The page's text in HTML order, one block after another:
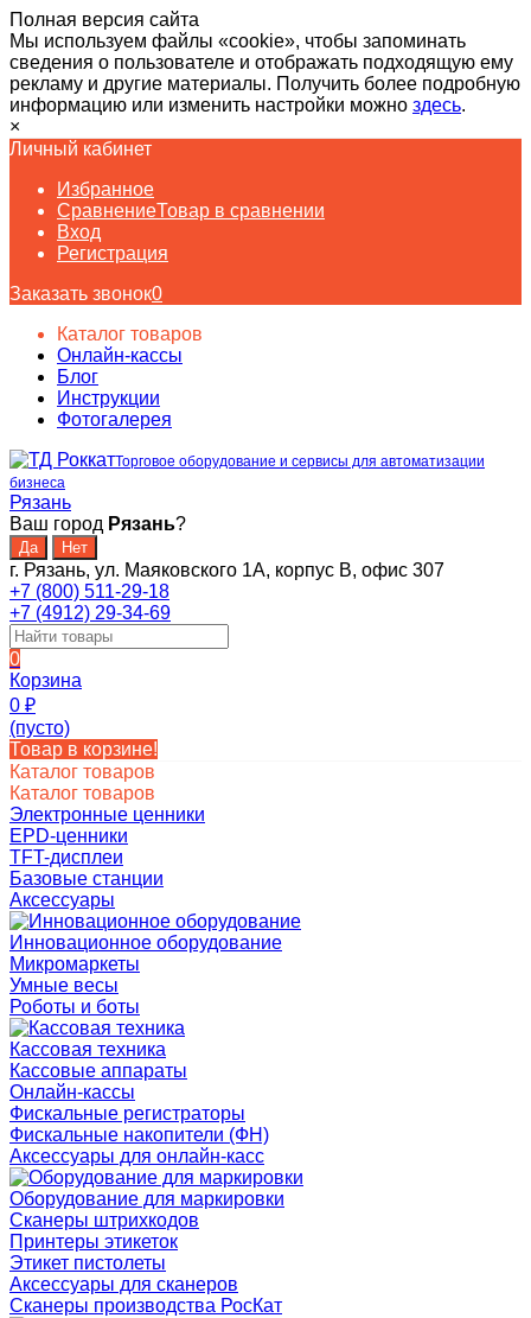
Полная версия сайта
Мы используем файлы «cookie», чтобы запоминать
сведения о пользователе и отображать подходящую ему
рекламу и другие материалы. Получить более подробную
информацию или изменить настройки можно здесь.
×
Личный кабинет
Избранное
СравнениеТовар в сравнении
Вход
Регистрация
Заказать звонок0
Каталог товаров
Онлайн-кассы
Блог
Инструкции
Фотогалерея
Торговое оборудование и сервисы для автоматизации
бизнеса
Рязань
Ваш город Рязань?
г. Рязань, ул. Маяковского 1А, корпус B, офис 307
+7 (800) 511-29-18
+7 (4912) 29-34-69
0
Корзина
0 ₽
(пусто)
Товар в корзине!
Каталог товаров
Каталог товаров
Электронные ценники
EPD-ценники
TFT-дисплеи
Базовые станции
Аксессуары
Инновационное оборудование
Микромаркеты
Умные весы
Роботы и боты
Кассовая техника
Кассовые аппараты
Онлайн-кассы
Фискальные регистраторы
Фискальные накопители (ФН)
Аксессуары для онлайн-касс
Оборудование для маркировки
Сканеры штрихкодов
Принтеры этикеток
Этикет пистолеты
Аксессуары для сканеров
Сканеры производства РосКат